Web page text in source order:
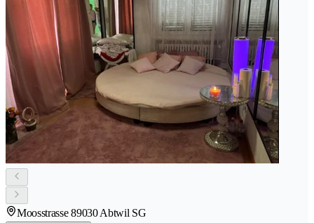
Moosstrasse 89030 Abtwil SG